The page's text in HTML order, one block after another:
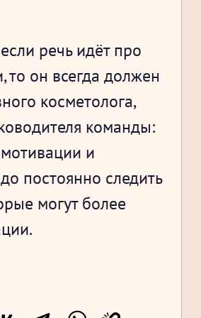
речь идёт про
то он всегда должен
косметолога,
команды:
и
постоянно следить
могут более